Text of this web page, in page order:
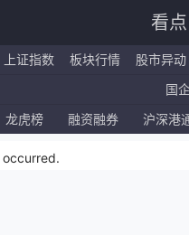
看点
上证指数 板块行情 股市异动
国
：
标
龙虎榜 融资融券 沪深港
.